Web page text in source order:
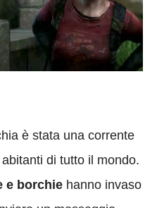
è stata una corrente
di tutto il mondo.
e borchie hanno invaso